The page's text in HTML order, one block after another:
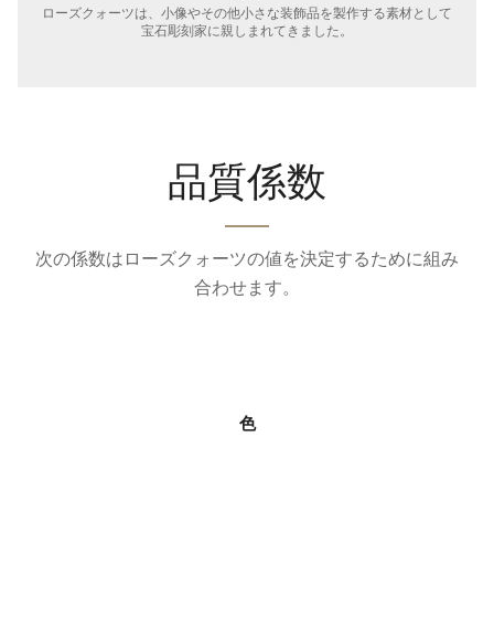
ローズクォーツは、小像やその他小さな装飾品を製作する素材として
宝石彫刻家に親しまれてきました。
品質係数
次の係数はローズクォーツの値を決定するために組み
合わせます。
色